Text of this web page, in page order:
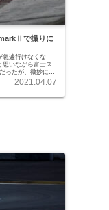
で撮りに
急遽行けなくな
思いながら富士ス
ったが、微妙に雨
2021.04.07